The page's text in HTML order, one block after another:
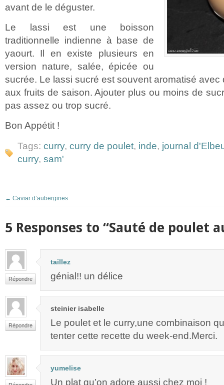
avant de le déguster.
Le lassi est une boisson
traditionnelle indienne à base de
yaourt. Il en existe plusieurs en
version nature, salée, épicée ou
sucrée. Le lassi sucré est souvent aromatisé avec
aux fruits de saison. Ajouter plus ou moins de
pas assez ou trop sucré.
Bon Appétit !
Tags: curry, curry de poulet, inde, journal
curry, sam'
← Caviar d’aubergines
5 Responses to “Sauté de poulet
Répondre
taillez
génial!! un délice
Répondre
steinier isabelle
Le poulet et le curry,une combinaison
tenter cette recette du week-end.Merci.
yumelise
Un plat qu’on adore aussi chez moi !